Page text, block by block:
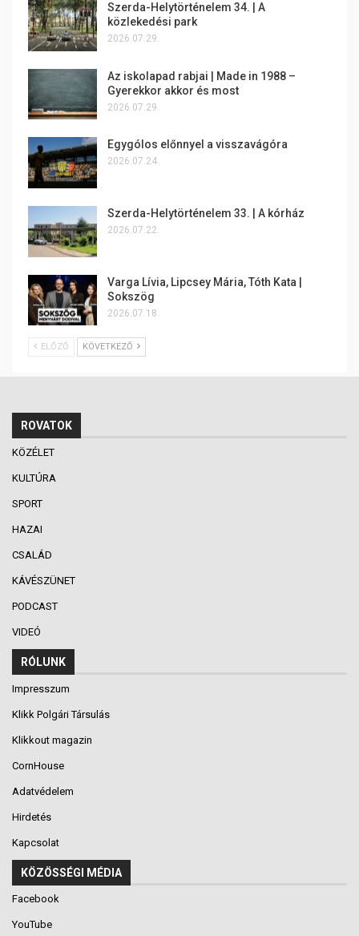
Szerda-Helytörténelem 34. | A
közlekedési park
2026.07.29.
Az iskolapad rabjai | Made in 1988 –
Gyerekkor akkor és most
2026.07.29.
Egygólos előnnyel a visszavágóra
2026.07.24.
Szerda-Helytörténelem 33. | A kórház
2026.07.22.
Varga Lívia, Lipcsey Mária, Tóth Kata |
Sokszög
2026.07.18.
ELŐZŐ KÖVETKEZŐ
ROVATOK
KÖZÉLET
KULTÚRA
SPORT
HAZAI
CSALÁD
KÁVÉSZÜNET
PODCAST
VIDEÓ
RÓLUNK
Impresszum
Klikk Polgári Társulás
Klikkout magazin
CornHouse
Adatvédelem
Hirdetés
Kapcsolat
KÖZÖSSÉGI MÉDIA
Facebook
YouTube